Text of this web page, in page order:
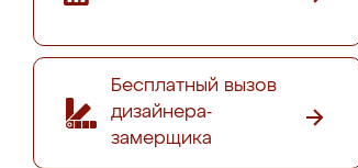
Бесплатный вызов
дизайнера-
замерщика